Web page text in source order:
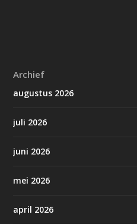
Archief
augustus 2026
juli 2026
juni 2026
mei 2026
april 2026